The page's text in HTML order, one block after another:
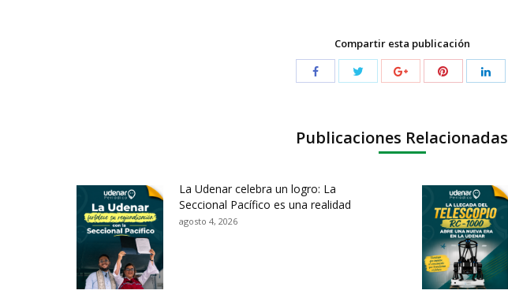
Compartir esta publicación
Publicaciones Relacionadas
La Udenar celebra un logro: La
Seccional Pacífico es una realidad
agosto 4, 2026